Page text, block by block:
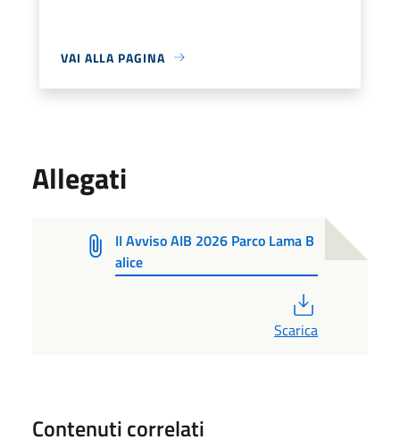
VAI ALLA PAGINA
Allegati
II Avviso AIB 2026 Parco Lama B
alice
Scarica
Contenuti correlati